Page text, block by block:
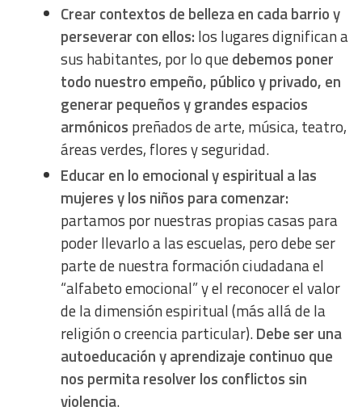
Crear contextos de belleza en cada barrio y
perseverar con ellos: los lugares dignifican a
sus habitantes, por lo quedebemos poner
todo nuestro empeño, público y privado, en
generar pequeños y grandes espacios
armónicos preñados de arte, música, teatro,
áreas verdes, flores y seguridad.
Educar en lo emocional y espiritual a las
mujeres y los niños para comenzar:
partamos por nuestras propias casas para
poder llevarlo a las escuelas, pero debe ser
parte de nuestra formación ciudadana el
“alfabeto emocional” y el reconocer el valor
de la dimensión espiritual (más allá de la
religión o creencia particular).Debe ser una
autoeducación y aprendizaje continuo que
nos permita resolver los conflictos sin
violencia.